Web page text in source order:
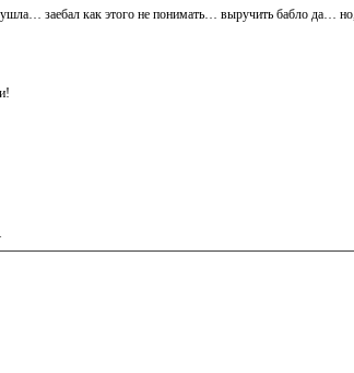
ушла… заебал как этого не понимать… выручить бабло да…